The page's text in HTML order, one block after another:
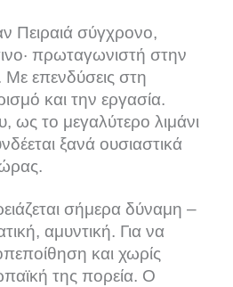
Πειραιά σύγχρονο,
πρωταγωνιστή στην
Με επενδύσεις στη
και την εργασία.
ως το μεγαλύτερο λιμάνι
ξανά ουσιαστικά
σήμερα δύναμη –
αμυντική. Για να
και χωρίς
της πορεία. Ο